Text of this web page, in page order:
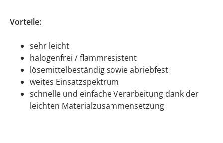
Vorteile:
sehr leicht
halogenfrei / flammresistent
lösemittelbeständig sowie abriebfest
weites Einsatzspektrum
schnelle und einfache Verarbeitung dank der
leichten Materialzusammensetzung